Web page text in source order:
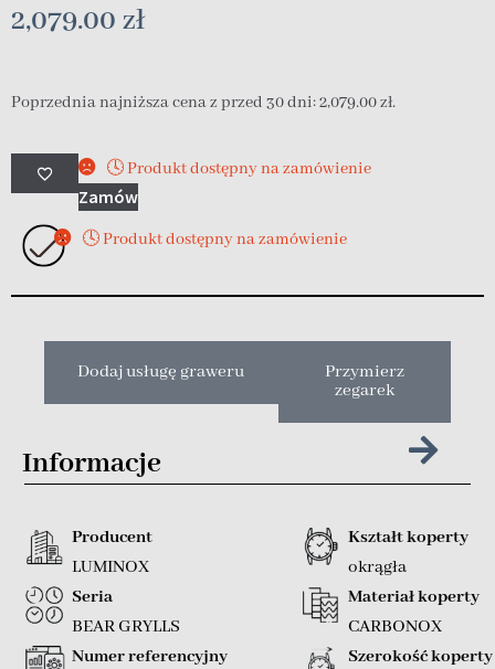
2,079.00 zł
Poprzednia najniższa cena z przed 30 dni:2,079.00zł.
🕓 Produkt dostępny na zamówienie
Zamów
🕓 Produkt dostępny na zamówienie
Dodaj usługę graweru
Przymierz
zegarek
Informacje
Producent
LUMINOX
Seria
BEAR GRYLLS
Numer referencyjny
Kształt koperty
okrągła
Materiał koperty
CARBONOX
Szerokość koperty